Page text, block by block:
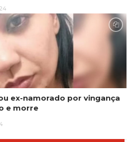
ex-namorado por vingança
e morre